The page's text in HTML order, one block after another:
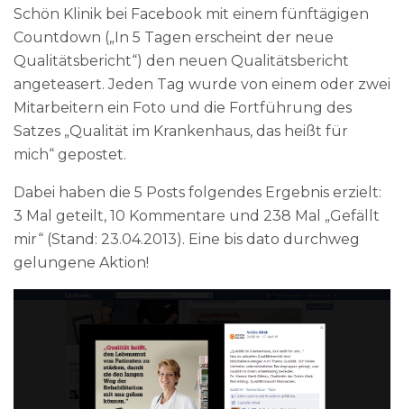
Schön Klinik bei Facebook mit einem fünftägigen
Countdown („In 5 Tagen erscheint der neue
Qualitätsbericht“) den neuen Qualitätsbericht
angeteasert. Jeden Tag wurde von einem oder zwei
Mitarbeitern ein Foto und die Fortführung des
Satzes „Qualität im Krankenhaus, das heißt für
mich“ gepostet.
Dabei haben die 5 Posts folgendes Ergebnis erzielt:
3 Mal geteilt, 10 Kommentare und 238 Mal „Gefällt
mir“ (Stand: 23.04.2013). Eine bis dato durchweg
gelungene Aktion!